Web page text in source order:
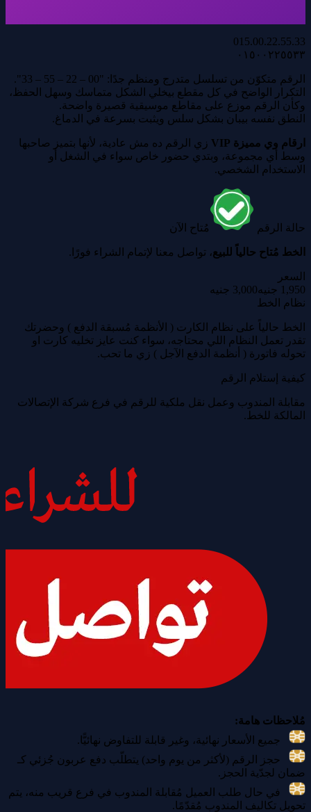
015.00.22.55.33
٠١٥٠٠٢٢٥٥٣٣
الرقم متكوّن من تسلسل متدرج ومنظم جدًا: "00 – 22 – 55 – 33".
التكرار الواضح في كل مقطع بيخلي الشكل متماسك وسهل الحفظ،
وكأن الرقم موزع على مقاطع موسيقية قصيرة واضحة.
النطق نفسه بيبان بشكل سلس ويثبت بسرعة في الدماغ.
ارقام وي مميزة VIP
زي الرقم ده مش عادية، لأنها بتميز صاحبها
وسط أي مجموعة، وبتدي حضور خاص سواء في الشغل أو
الاستخدام الشخصي.
حالة الرقم مُتاح الآن
الخط مُتاح حالياً للبيع، تواصل معنا لإتمام الشراء فورًا.
السعر
1,950 جنيه
3,000 جنيه
نظام الخط
الخط حالياً على نظام الكارت ( الأنظمة مُسبقة الدفع ) وحضرتك
تقدر تعمل النظام اللي محتاجه، سواء كنت عايز تخليه كارت او
تحوله فاتورة ( أنظمة الدفع الآجل ) زي ما تحب.
كيفية إستلام الرقم
مقابلة المندوب وعمل نقل ملكية للرقم في فرع شركة الإتصالات
المالكة للخط.
مُلاحظات هامة:
جميع الأسعار نهائية، وغير قابلة للتفاوض نهائيًّا.
حجز الرقم (لأكثر من يوم واحد) يتطلّب دفع عربون جُزئي كـ
ضمان لجدّية الحجز.
في حال طلب العميل مُقابلة المندوب في فرع قريب منه، يتم
تحويل تكاليف المندوب مُقدّمًا.